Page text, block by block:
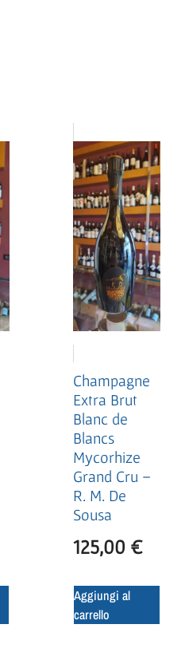
Champagne
Extra Brut
Blanc de
Blancs
Mycorhize
Grand Cru –
R. M. De
Sousa
125,00 €
Aggiungi al
carrello